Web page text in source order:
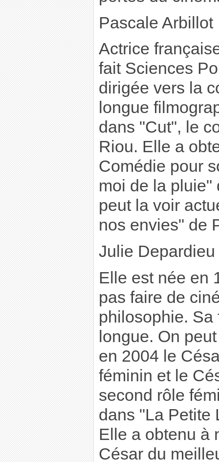
Pascale Arbillot
Actrice
fait Sciences
dirigée vers la
longue
dans "Cut", le
Riou. Elle a
Comédie pour
moi de la pluie"
peut la voir
nos envies" de
Julie Depardieu
Elle est née en
pas faire de
philosophie.
longue. On
en 2004 le
féminin et le
second rôle
dans "La Petite
Elle a obtenu à
César du